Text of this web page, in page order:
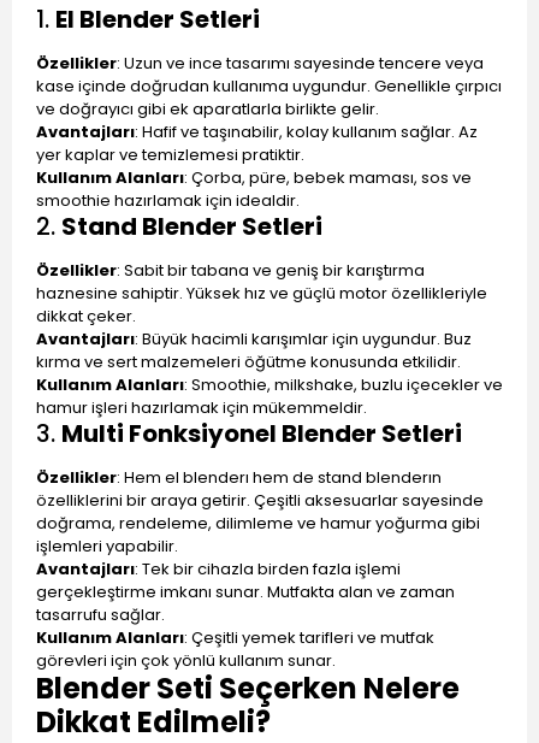
1. El Blender Setleri
Özellikler: Uzun ve ince tasarımı sayesinde tencere veya
kase içinde doğrudan kullanıma uygundur. Genellikle çırpıcı
ve doğrayıcı gibi ek aparatlarla birlikte gelir.
Avantajları: Hafif ve taşınabilir, kolay kullanım sağlar. Az
yer kaplar ve temizlemesi pratiktir.
Kullanım Alanları: Çorba, püre, bebek maması, sos ve
smoothie hazırlamak için idealdir.
2. Stand Blender Setleri
Özellikler: Sabit bir tabana ve geniş bir karıştırma
haznesine sahiptir. Yüksek hız ve güçlü motor özellikleriyle
dikkat çeker.
Avantajları: Büyük hacimli karışımlar için uygundur. Buz
kırma ve sert malzemeleri öğütme konusunda etkilidir.
Kullanım Alanları: Smoothie, milkshake, buzlu içecekler ve
hamur işleri hazırlamak için mükemmeldir.
3. Multi Fonksiyonel Blender Setleri
Özellikler: Hem el blenderı hem de stand blenderın
özelliklerini bir araya getirir. Çeşitli aksesuarlar sayesinde
doğrama, rendeleme, dilimleme ve hamur yoğurma gibi
işlemleri yapabilir.
Avantajları: Tek bir cihazla birden fazla işlemi
gerçekleştirme imkanı sunar. Mutfakta alan ve zaman
tasarrufu sağlar.
Kullanım Alanları: Çeşitli yemek tarifleri ve mutfak
görevleri için çok yönlü kullanım sunar.
Blender Seti Seçerken Nelere
Dikkat Edilmeli?